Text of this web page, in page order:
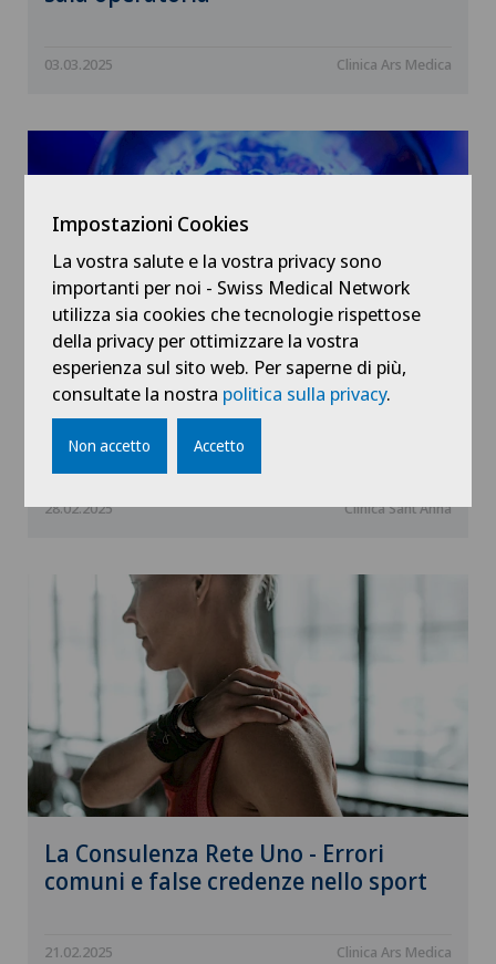
03.03.2025 Clinica Ars Medica
INsalute - EternaCell: Un Viaggio nel
Futuro della Medicina Rigenerativa
28.02.2025 Clinica Sant'Anna
La Consulenza Rete Uno - Errori
comuni e false credenze nello sport
21.02.2025 Clinica Ars Medica
Impostazioni Cookies
La vostra salute e la vostra privacy sono
importanti per noi - Swiss Medical Network
utilizza sia cookies che tecnologie rispettose
della privacy per ottimizzare la vostra
esperienza sul sito web. Per saperne di più,
consultate la nostra politica sulla privacy.
Non accetto Accetto